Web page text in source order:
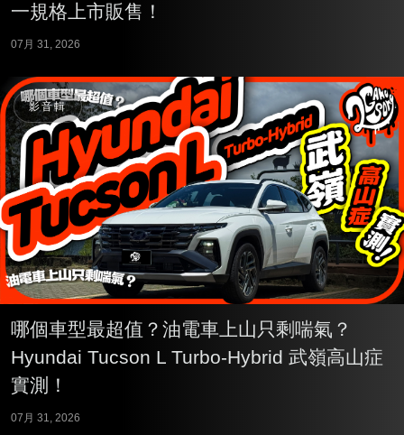
一規格上市販售！
07月 31, 2026
影音輯
哪個車型最超值？油電車上山只剩喘氣？
Hyundai Tucson L Turbo-Hybrid 武嶺高山症
實測！
07月 31, 2026